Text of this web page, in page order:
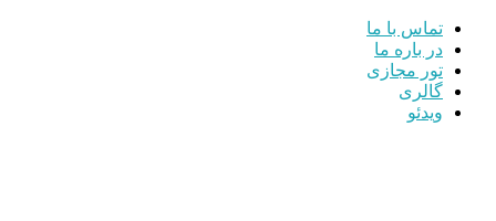
تماس با ما
در باره ما
تور مجازی
گالری
ویدئو